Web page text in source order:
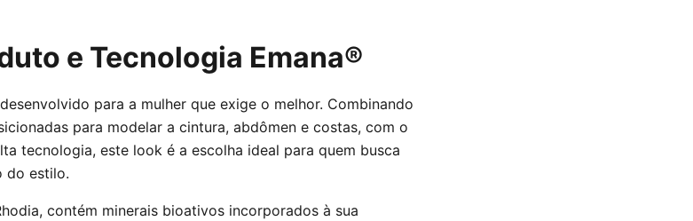
e Tecnologia Emana®
para a mulher que exige o melhor. Combinando
para modelar a cintura, abdômen e costas, com o
tecnologia, este look é a escolha ideal para quem busca
do estilo.
contém minerais bioativos incorporados à sua